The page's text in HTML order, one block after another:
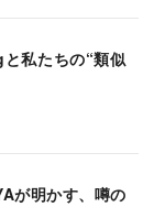
私たちの“類似
が明かす、噂の